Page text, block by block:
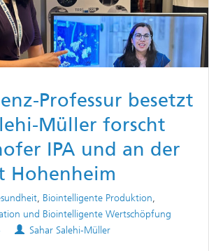
Professur besetzt
Müller forscht
IPA und an der
Hohenheim
, Biointelligente Produktion,
und Biointelligente Wertschöpfung
Authors
Sahar Salehi-Müller